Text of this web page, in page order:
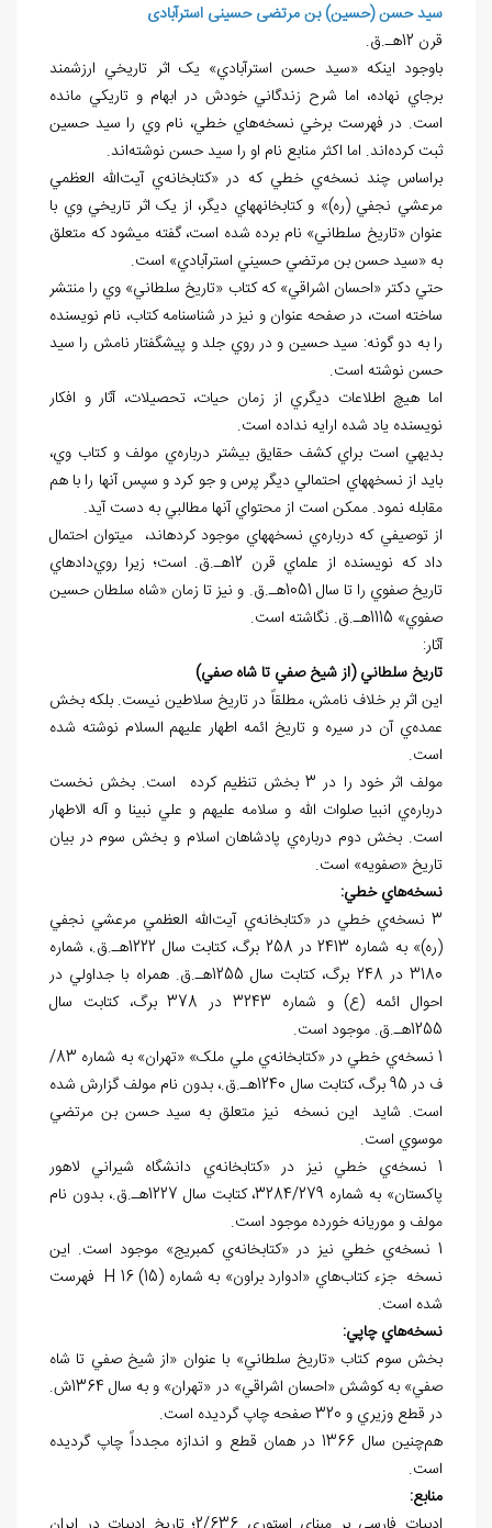
سيد حسن (حسين) بن مرتضی حسينی استرآبادی
قرن 12هـ.ق.
باوجود اينکه «سيد حسن استرآبادي» يک اثر تاريخي ارزشمند
برجاي نهاده، اما شرح زندگاني خودش در ابهام و تاريکي مانده
است. در فهرست برخي نسخه‌هاي خطي، نام وي را سيد حسين
ثبت کرده‌اند. اما اکثر منابع نام او را سيد حسن نوشته‌اند.
براساس چند نسخه‌ي خطي که در «کتابخانه‌ي آيت‌الله العظمي
مرعشي نجفي (ره)» و کتابخانه⁮هاي ديگر، از يک اثر تاريخي وي با
عنوان «تاريخ سلطاني» نام برده شده است، گفته مي⁮شود که متعلق
به «سيد حسن بن مرتضي حسيني استرآبادي» است.
حتي دکتر «احسان اشراقي» که کتاب «تاريخ سلطاني» وي را منتشر
ساخته است، در صفحه عنوان و نيز در شناسنامه کتاب، نام نويسنده
را به دو گونه: سيد حسين و در روي جلد و پيشگفتار نامش را سيد
حسن نوشته است.
اما هيچ اطلاعات ديگري از زمان حيات، تحصيلات، آثار و افکار
نويسنده ياد شده ارايه نداده است.
بديهي است براي کشف حقايق بيشتر درباره‌ي مولف و کتاب وي،
بايد از نسخه⁮هاي احتمالي ديگر پرس و جو کرد و سپس آنها را با هم
مقابله نمود. ممکن است از محتواي آنها مطالبي به دست آيد.
از توصيفي که درباره‌ي نسخه⁮هاي موجود کرده⁮اند، مي⁮توان احتمال
داد که نويسنده از علماي قرن 12هـ.ق. است؛ زيرا روي‌دادهاي
تاريخ صفوي را تا سال 1051هـ.ق. و نيز تا زمان «شاه سلطان حسين
صفوي» 1115هـ.ق. نگاشته است.
آثار:
تاريخ سلطاني (از شيخ صفي تا شاه صفي)
اين اثر بر خلاف نامش، مطلقاً در تاريخ سلاطين نيست. بلکه بخش
عمده‌ي آن در سيره و تاريخ ائمه اطهار عليهم السلام نوشته شده
است.
مولف اثر خود را در 3 بخش تنظيم کرده است. بخش نخست
درباره‌ي انبيا صلوات الله و سلامه عليهم و علي نبينا و آله الاطهار
است. بخش دوم درباره‌ي پادشاهان اسلام و بخش سوم در بيان
تاريخ «صفويه» است.
نسخههاي خطي:
3 نسخه‌ي خطي در «کتابخانه‌ي آيت‌الله العظمي مرعشي نجفي
(ره)» به شماره 2413 در 258 برگ، کتابت سال 1222هـ.ق.، شماره
3180 در 248 برگ، کتابت سال 1255هـ.ق. همراه با جداولي در
احوال ائمه (ع) و شماره 3243 در 378 برگ، کتابت سال
1255هـ.ق. موجود است.
1 نسخه‌ي خطي در «کتابخانه‌ي ملي ملک» «تهران» به شماره 83/
ف در 95 برگ، کتابت سال 1240هـ.ق.، بدون نام مولف گزارش شده
است. شايد اين نسخه نيز متعلق به سيد حسن بن مرتضي
موسوي است.
1 نسخه‌ي خطي نيز در «کتابخانه‌ي دانشگاه شيراني لاهور
پاکستان» به شماره 3284/279، کتابت سال 1227هـ.ق.، بدون نام
مولف و موريانه خورده موجود است.
1 نسخه‌ي خطي نيز در «کتابخانه‌ي کمبريج» موجود است. اين
نسخه جزء کتاب‌هاي «ادوارد براون» به شماره (15) 16
H فهرست
شده است.
نسخههاي چاپي:
بخش سوم کتاب «تاريخ سلطاني» با عنوان «از شيخ صفي تا شاه
صفي» به کوشش «احسان اشراقي» در «تهران» و به سال 1364ش.
در قطع وزيري و 320 صفحه چاپ گرديده است.
هم‌چنين سال 1366 در همان قطع و اندازه مجدداً چاپ گرديده
است.
منابع: